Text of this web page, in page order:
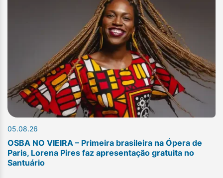
05.08.26
OSBA NO VIEIRA – Primeira brasileira na Ópera de
Paris, Lorena Pires faz apresentação gratuita no
Santuário